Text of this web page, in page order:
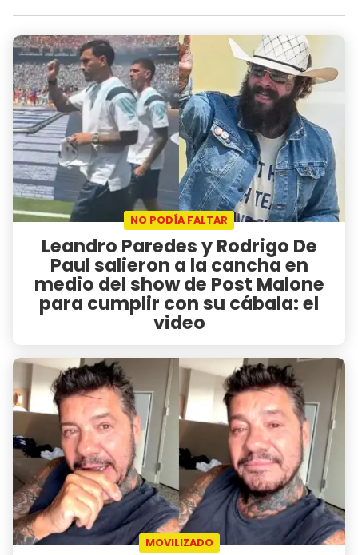
NO PODÍA FALTAR
Leandro Paredes y Rodrigo De
Paul salieron a la cancha en
medio del show de Post Malone
para cumplir con su cábala: el
video
MOVILIZADO